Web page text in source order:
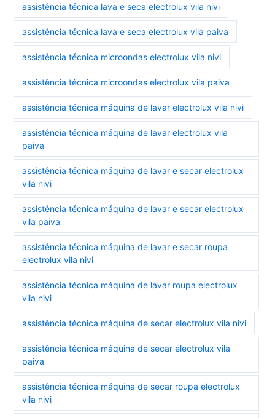
assistência técnica lava e seca electrolux vila nivi
assistência técnica lava e seca electrolux vila paiva
assistência técnica microondas electrolux vila nivi
assistência técnica microondas electrolux vila paiva
assistência técnica máquina de lavar electrolux vila nivi
assistência técnica máquina de lavar electrolux vila
paiva
assistência técnica máquina de lavar e secar electrolux
vila nivi
assistência técnica máquina de lavar e secar electrolux
vila paiva
assistência técnica máquina de lavar e secar roupa
electrolux vila nivi
assistência técnica máquina de lavar roupa electrolux
vila nivi
assistência técnica máquina de secar electrolux vila nivi
assistência técnica máquina de secar electrolux vila
paiva
assistência técnica máquina de secar roupa electrolux
vila nivi